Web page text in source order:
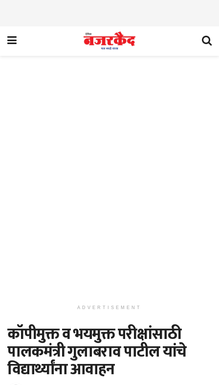
ADVERTISEMENT
कॉपीमुक्त व भयमुक्त परीक्षांसाठी
पालकमंत्री गुलाबराव पाटील यांचे
विद्यार्थ्यांना आवाहन